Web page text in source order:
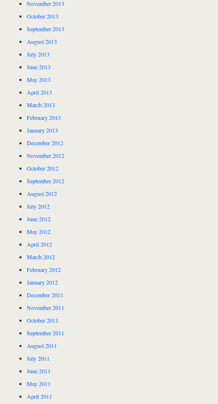
November 2013
October 2013
September 2013
August 2013
July 2013
June 2013
May 2013
April 2013
March 2013
February 2013
January 2013
December 2012
November 2012
October 2012
September 2012
August 2012
July 2012
June 2012
May 2012
April 2012
March 2012
February 2012
January 2012
December 2011
November 2011
October 2011
September 2011
August 2011
July 2011
June 2011
May 2011
April 2011